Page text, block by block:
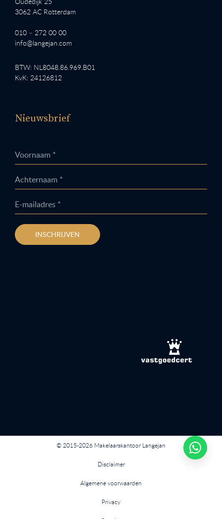
3062 AC Rotterdam
010 – 272 00 00
info@langejan.com
BTW: NL8048.86.969.B01
KvK: 24126812
Nieuwsbrief
Voornaam *
Achternaam *
E-mailadres *
INSCHRIJVEN
© 2015-2026 Makelaarskantoor Langejan
Disclaimer
Algemene voorwaarden
Privacy